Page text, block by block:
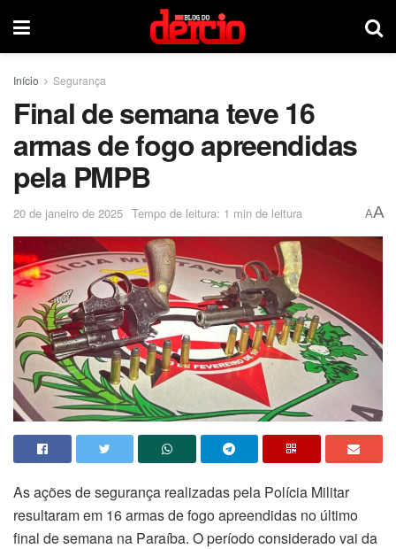
Início Segurança
Final de semana teve 16
armas de fogo apreendidas
pela PMPB
20 de janeiro de 2025 Tempo de leitura: 1 min de leitura AA
As ações de segurança realizadas pela Polícia Militar
resultaram em 16 armas de fogo apreendidas no último
final de semana na Paraíba. O período considerado vai da